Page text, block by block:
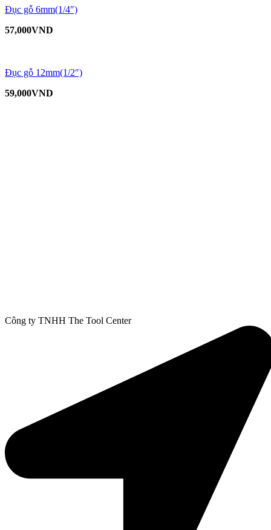
Đục gỗ 6mm(1/4″)
57,000VND
Đục gỗ 12mm(1/2″)
59,000VND
Công ty TNHH The Tool Center